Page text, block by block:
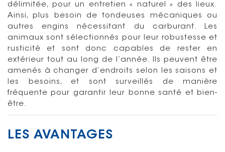
délimitée, pour un entretien « naturel » des lieux.
Ainsi, plus besoin de tondeuses mécaniques ou
autres engins nécessitant du carburant. Les
animaux sont sélectionnés pour leur robustesse et
rusticité et sont donc capables de rester en
extérieur tout au long de l’année. Ils peuvent être
amenés à changer d’endroits selon les saisons et
les besoins, et sont surveillés de manière
fréquente pour garantir leur bonne santé et bien-
être.
LES AVANTAGES